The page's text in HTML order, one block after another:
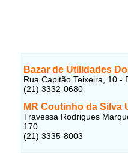
Bazar de Utilidades
Rua Capitão Teixeira, 10 -
(21) 3332-0680
MR Coutinho da Silva
Travessa Rodrigues
170
(21) 3335-8003